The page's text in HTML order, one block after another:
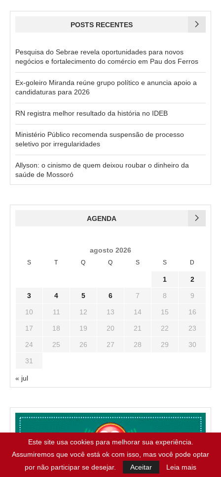
POSTS RECENTES
Pesquisa do Sebrae revela oportunidades para novos
negócios e fortalecimento do comércio em Pau dos Ferros
Ex-goleiro Miranda reúne grupo político e anuncia apoio a
candidaturas para 2026
RN registra melhor resultado da história no IDEB
Ministério Público recomenda suspensão de processo
seletivo por irregularidades
Allyson: o cinismo de quem deixou roubar o dinheiro da
saúde de Mossoró
AGENDA
agosto 2026
S T Q Q S S D
1 2
3 4 5 6 7 8 9
10 11 12 13 14 15 16
17 18 19 20 21 22 23
24 25 26 27 28 29 30
31
« jul
Este site usa cookies para melhorar sua experiência.
Assumiremos que você está ok com isso, mas você pode optar
por não participar se desejar.
Aceitar Leia mais